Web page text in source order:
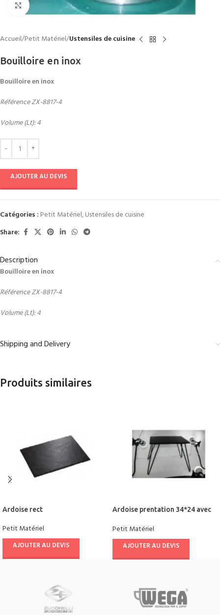
Click to enlarge
Accueil Petit Matériel Ustensiles de cuisine
Bouilloire en inox
Bouilloire en inox
Référence ZX-8817-4
Volume (Lt): 4
AJOUTER AU DEVIS
Catégories : Petit Matériel,Ustensiles de cuisine
Share:
Description
Bouilloire en inox
Référence ZX-8817-4
Volume (Lt): 4
Shipping and Delivery
Produits similaires
Ardoise rect
Petit Matériel
AJOUTER AU DEVIS
Ardoise prentation 34*24 avec
Petit Matériel
AJOUTER AU DEVIS